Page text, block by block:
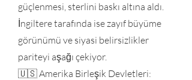
güçlenmesi, sterlini baskı altına aldı.
İngiltere tarafında ise zayıf büyüme
görünümü ve siyasi belirsizlikler
pariteyi aşağı çekiyor.
🇺🇸 Amerika Birleşik Devletleri: